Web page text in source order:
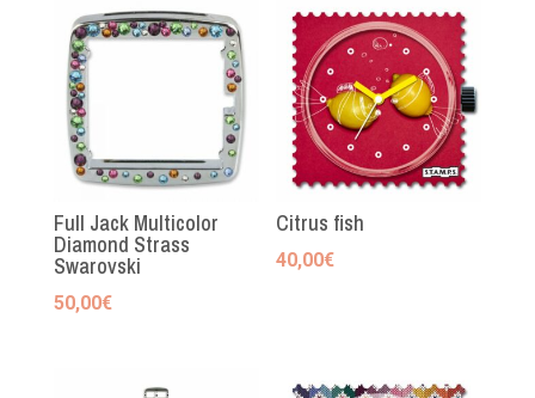
Full Jack Multicolor
Diamond Strass
Swarovski
50,00€
Citrus fish
40,00€